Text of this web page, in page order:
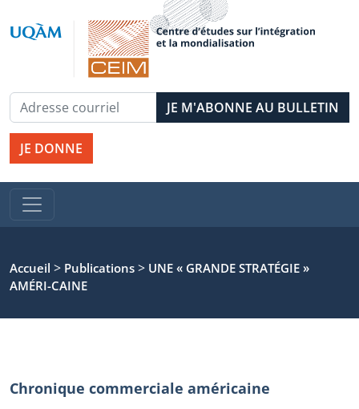
JE DONNE
Accueil > Publications > UNE « GRANDE STRATÉGIE »
AMÉRI-CAINE
Chronique commerciale américaine